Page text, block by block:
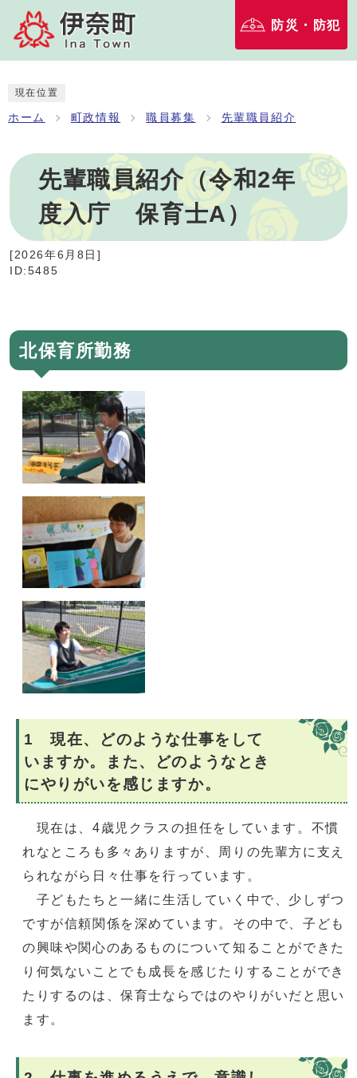
防災・防犯
現在位置
ホーム 町政情報 職員募集 先輩職員紹介
先輩職員紹介（令和2年
度入庁 保育士A）
[2026年6月8日]
ID:5485
北保育所勤務
1 現在、どのような仕事をして
いますか。また、どのようなとき
にやりがいを感じますか。
現在は、4歳児クラスの担任をしています。不慣
れなところも多々ありますが、周りの先輩方に支え
られながら日々仕事を行っています。
子どもたちと一緒に生活していく中で、少しずつ
ですが信頼関係を深めています。その中で、子ども
の興味や関心のあるものについて知ることができた
り何気ないことでも成長を感じたりすることができ
たりするのは、保育士ならではのやりがいだと思い
ます。